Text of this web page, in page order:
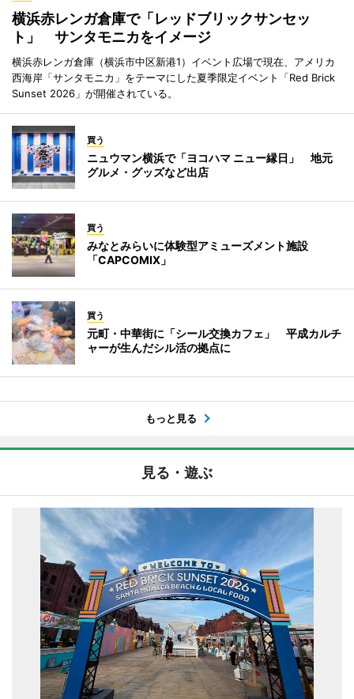
横浜赤レンガ倉庫で「レッドブリックサンセッ
ト」 サンタモニカをイメージ
横浜赤レンガ倉庫（横浜市中区新港1）イベント広場で現在、アメリカ
西海岸「サンタモニカ」をテーマにした夏季限定イベント「Red Brick
Sunset 2026」が開催されている。
買う
ニュウマン横浜で「ヨコハマ ニュー縁日」 地元
グルメ・グッズなど出店
買う
みなとみらいに体験型アミューズメント施設
「CAPCOMIX」
買う
元町・中華街に「シール交換カフェ」 平成カルチ
ャーが生んだシル活の拠点に
もっと見る
見る・遊ぶ